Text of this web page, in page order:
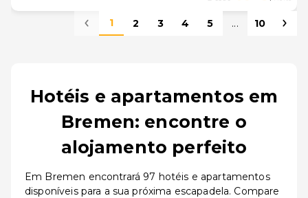
1 2 3 4 5 ... 10
Hotéis e apartamentos em
Bremen: encontre o
alojamento perfeito
Em Bremen encontrará 97 hotéis e apartamentos
disponíveis para a sua próxima escapadela. Compare